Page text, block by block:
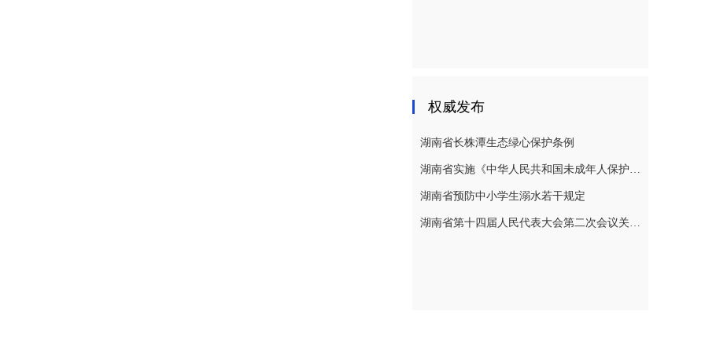
权威发布
湖南省长株潭生态绿心保护条例
湖南省实施《中华人民共和国未成年人保护法》若干规定
湖南省预防中小学生溺水若干规定
湖南省第十四届人民代表大会第二次会议关于湖南省人民代表大会常务委员会工作报告的决议